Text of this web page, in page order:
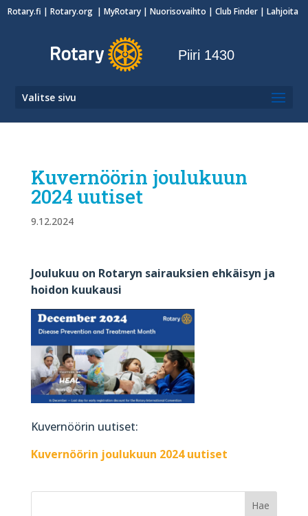
Rotary.fi |Rotary.org |MyRotary |Nuorisovaihto | Club Finder | Lahjoita
Piiri 1430
Valitse sivu
Kuvernöörin joulukuun
2024 uutiset
9.12.2024
Joulukuu on Rotaryn sairauksien ehkäisyn ja
hoidon kuukausi
Kuvernöörin uutiset:
Kuvernöörin joulukuun 2024 uutiset